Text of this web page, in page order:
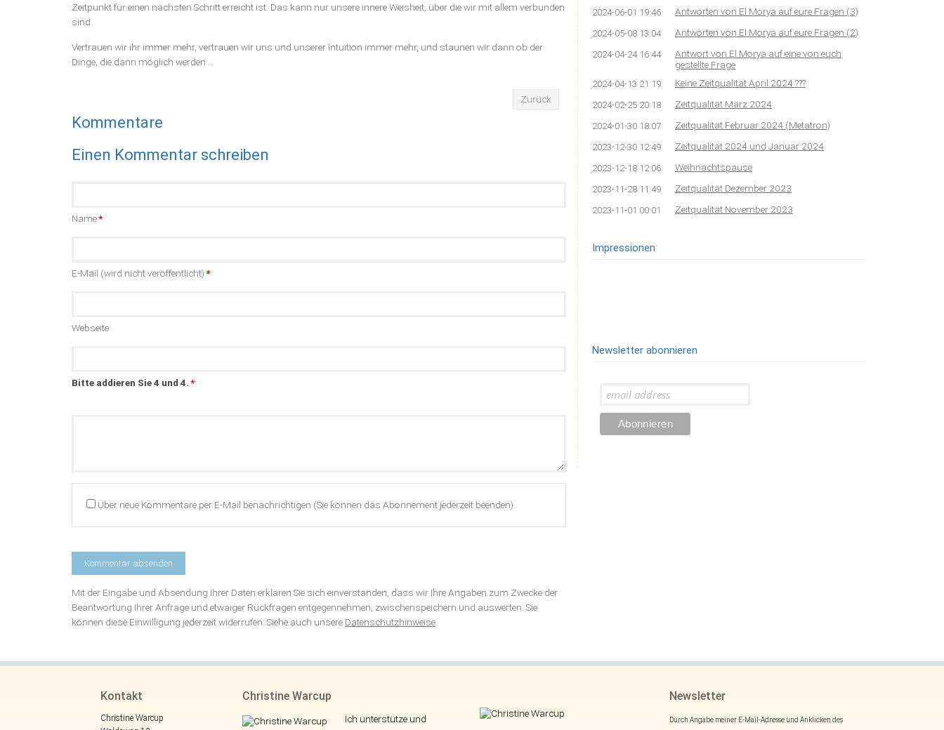
Zeitpunkt für einen nächsten Schritt erreicht ist. Das kann nur unsere innere Weisheit, über die wir mit allem verbunden
sind.
Vertrauen wir ihr immer mehr, vertrauen wir uns und unserer Intuition immer mehr, und staunen wir dann ob der
Dinge, die dann möglich werden …
Zurück
Kommentare
Einen Kommentar schreiben
Pflichtfeld
Name*
Pflichtfeld
E-Mail (wird nicht veröffentlicht)*
Webseite
Bitte addieren Sie 4 und 4.*
Kommentar
Über neue Kommentare per E-Mail benachrichtigen (Sie können das Abonnement jederzeit beenden)
Mit der Eingabe und Absendung Ihrer Daten erklären Sie sich einverstanden, dass wir Ihre Angaben zum Zwecke der
Beantwortung Ihrer Anfrage und etwaiger Rückfragen entgegennehmen, zwischenspeichern und auswerten. Sie
können diese Einwilligung jederzeit widerrufen. Siehe auch unsere Datenschutzhinweise
2024-06-01 19:46 Antworten von El Morya auf eure Fragen (3)
2024-05-08 13:04 Antworten von El Morya auf eure Fragen (2)
2024-04-24 16:44
Antwort von El Morya auf eine von euch
gestellte Frage
2024-04-13 21:19 Keine Zeitqualität April 2024 ???
2024-02-25 20:18 Zeitqualität März 2024
2024-01-30 18:07 Zeitqualität Februar 2024 (Metatron)
2023-12-30 12:49 Zeitqualität 2024 und Januar 2024
2023-12-18 12:06 Weihnachtspause
2023-11-28 11:49 Zeitqualität Dezember 2023
2023-11-01 00:01 Zeitqualität November 2023
Impressionen
Newsletter abonnieren
Kontakt
Christine Warcup
Christine Warcup
Ich unterstütze und
Newsletter
Durch Angabe meiner E-Mail-Adresse und Anklicken des